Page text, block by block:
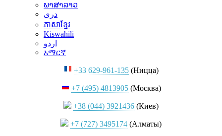
ພາສາລາວ
دری
ភាសាខ្មែរ
Kiswahili
اردو
አማርኛ
+33 629-961-135(Ницца)
+7 (495) 4813905(Москва)
+38 (044) 3921436 (Киев)
+7 (727) 3495174 (Алматы)